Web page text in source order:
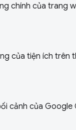
chính của trang
của tiện ích trên
cảnh của Google